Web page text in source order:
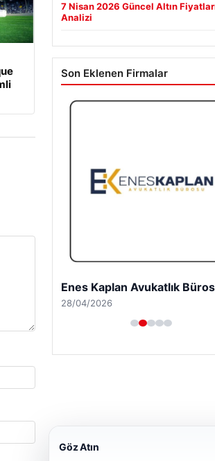
7 Nisan 2026 Güncel Altın
Analizi
Son Eklenen Firmalar
Enes Kaplan Avukatlık
28/04/2026
Göz Atın